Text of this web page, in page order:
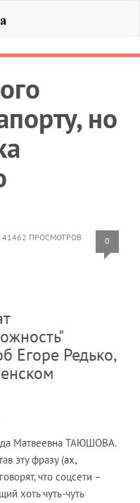
но
41462 ПРОСМОТРОВ 0
Егоре Редько,
Матвеевна ТАЮШОВА.
эту фразу (ах,
что соцсети –
хоть чуть-чуть